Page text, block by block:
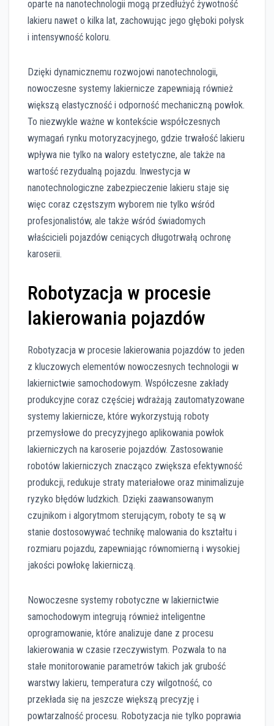
oparte na nanotechnologii mogą przedłużyć żywotność
lakieru nawet o kilka lat, zachowując jego głęboki połysk
i intensywność koloru.
Dzięki dynamicznemu rozwojowi nanotechnologii,
nowoczesne systemy lakiernicze zapewniają również
większą elastyczność i odporność mechaniczną powłok.
To niezwykle ważne w kontekście współczesnych
wymagań rynku motoryzacyjnego, gdzie trwałość lakieru
wpływa nie tylko na walory estetyczne, ale także na
wartość rezydualną pojazdu. Inwestycja w
nanotechnologiczne zabezpieczenie lakieru staje się
więc coraz częstszym wyborem nie tylko wśród
profesjonalistów, ale także wśród świadomych
właścicieli pojazdów ceniących długotrwałą ochronę
karoserii.
Robotyzacja w procesie
lakierowania pojazdów
Robotyzacja w procesie lakierowania pojazdów to jeden
z kluczowych elementów nowoczesnych technologii w
lakiernictwie samochodowym. Współczesne zakłady
produkcyjne coraz częściej wdrażają zautomatyzowane
systemy lakiernicze, które wykorzystują roboty
przemysłowe do precyzyjnego aplikowania powłok
lakierniczych na karoserie pojazdów. Zastosowanie
robotów lakierniczych znacząco zwiększa efektywność
produkcji, redukuje straty materiałowe oraz minimalizuje
ryzyko błędów ludzkich. Dzięki zaawansowanym
czujnikom i algorytmom sterującym, roboty te są w
stanie dostosowywać technikę malowania do kształtu i
rozmiaru pojazdu, zapewniając równomierną i wysokiej
jakości powłokę lakierniczą.
Nowoczesne systemy robotyczne w lakiernictwie
samochodowym integrują również inteligentne
oprogramowanie, które analizuje dane z procesu
lakierowania w czasie rzeczywistym. Pozwala to na
stałe monitorowanie parametrów takich jak grubość
warstwy lakieru, temperatura czy wilgotność, co
przekłada się na jeszcze większą precyzję i
powtarzalność procesu. Robotyzacja nie tylko poprawia